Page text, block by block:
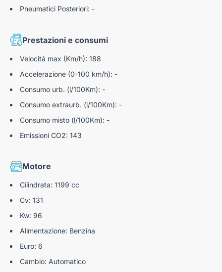
Pneumatici Posteriori: -
Prestazioni e consumi
Velocità max (Km/h): 188
Accelerazione (0-100 km/h): -
Consumo urb. (l/100Km): -
Consumo extraurb. (l/100Km): -
Consumo misto (l/100Km): -
Emissioni CO2: 143
Motore
Cilindrata: 1199 cc
Cv: 131
Kw: 96
Alimentazione: Benzina
Euro: 6
Cambio: Automatico